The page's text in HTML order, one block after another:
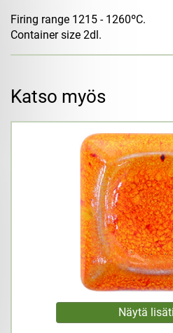
Firing range 1215 - 1260ºC.
Container size 2dl.
Katso myös